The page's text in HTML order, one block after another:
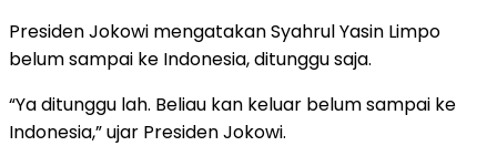
Presiden Jokowi mengatakan Syahrul Yasin Limpo
belum sampai ke Indonesia, ditunggu saja.
“Ya ditunggu lah. Beliau kan keluar belum sampai ke
Indonesia,” ujar Presiden Jokowi.